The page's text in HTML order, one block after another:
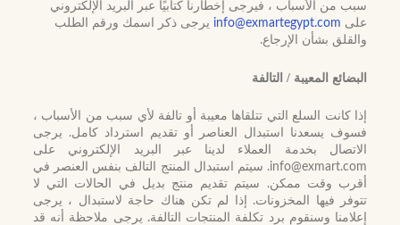
سبب من الأسباب ، فيرجى إخطارنا كتابيًا عبر البريد الإلكتروني
على info@exmartegypt.com يرجى ذكر اسمك ورقم الطلب
والقلق بشأن الإرجاع.
البضائع المعيبة / التالفة
إذا كانت السلع التي تتلقاها معيبة أو تالفة لأي سبب من الأسباب ،
فسوف يسعدنا استبدال العناصر أو تقديم استرداد كامل. يرجى
الاتصال بخدمة العملاء لدينا عبر البريد الإلكتروني على
info@exmart.com. سيتم استبدال المنتج التالف بنفس العنصر في
أقرب وقت ممكن. سيتم تقديم منتج بديل في الحالات التي لا
تتوفر فيها المخزونات. إذا لم تكن هناك حاجة لاستبدال ، يرجى
إعلامنا وسنقوم برد تكلفة المنتجات التالفة. يرجى ملاحظة أنه قد